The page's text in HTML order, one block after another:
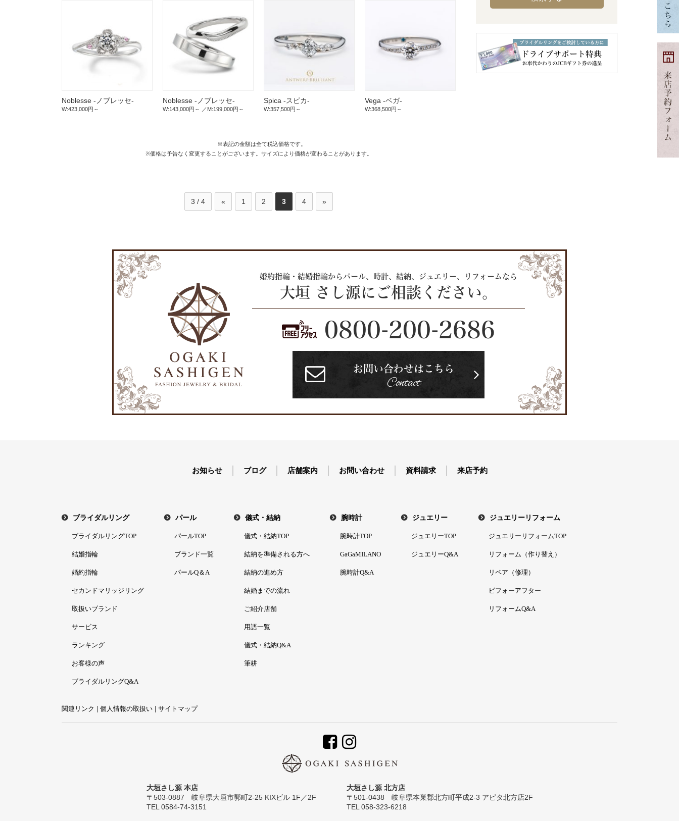
Noblesse -ノブレッセ-
W:423,000円～
Noblesse -ノブレッセ-
W:143,000円～ M:199,000円～
Spica -スピカ-
W:357,500円～
Vega -ベガ-
W:368,500円～
※表記の金額は全て税込価格です。
※価格は予告なく変更することがございます。サイズにより価格が変わることがあります。
3 / 4 « 1 2 3 4 »
婚約指輪・結婚指輪からパール、時計、 結納、ジュエリー、リフォームなら
大垣 さし源にご相談ください。
0800-200-2686
お問い合わせはこちら
Contact
お知らせ ブログ 店舗案内 お問い合わせ 資料請求 来店予約
ブライダルリング
ブライダルリングTOP
結婚指輪
婚約指輪
セカンドマリッジリング
取扱いブランド
サービス
ランキング
お客様の声
ブライダルリングQ&A
パール
パールTOP
ブランド一覧
パールQ＆A
儀式・結納
儀式・結納TOP
結納を準備される方へ
結納の進め方
結婚までの流れ
ご紹介店舗
用語一覧
儀式・結納Q&A
筆耕
腕時計
腕時計TOP
GaGaMILANO
腕時計Q&A
ジュエリー
ジュエリーTOP
ジュエリーQ&A
ジュエリーリフォーム
ジュエリーリフォームTOP
リフォーム（作り替え）
リペア（修理）
ビフォーアフター
リフォームQ&A
関連リンク 個人情報の取扱い サイトマップ
大垣さし源 本店
〒503-0887 岐阜県大垣市郭町2-25 KIXビル 1F／2F
TEL 0584-74-3151
大垣さし源 北方店
〒501-0438 岐阜県本巣郡北方町平成2-3 アピタ北方店2F
TEL 058-323-6218